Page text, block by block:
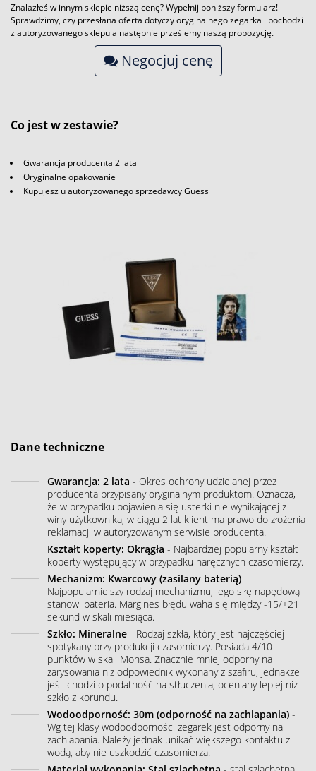
Znalazłeś w innym sklepie niższą cenę? Wypełnij poniższy formularz!
Sprawdzimy, czy przesłana oferta dotyczy oryginalnego zegarka i pochodzi
z autoryzowanego sklepu a następnie prześlemy naszą propozycję.
Negocjuj cenę
Co jest w zestawie?
Gwarancja producenta 2 lata
Oryginalne opakowanie
Kupujesz u autoryzowanego sprzedawcy Guess
Dane techniczne
Gwarancja: 2 lata - Okres ochrony udzielanej przez
producenta przypisany oryginalnym produktom. Oznacza,
że w przypadku pojawienia się usterki nie wynikającej z
winy użytkownika, w ciągu 2 lat klient ma prawo do złożenia
reklamacji w autoryzowanym serwisie producenta.
Kształt koperty: Okrągła - Najbardziej popularny kształt
koperty występujący w przypadku naręcznych czasomierzy.
Mechanizm: Kwarcowy (zasilany baterią) -
Najpopularniejszy rodzaj mechanizmu, jego siłę napędową
stanowi bateria. Margines błędu waha się między -15/+21
sekund w skali miesiąca.
Szkło: Mineralne - Rodzaj szkła, który jest najczęściej
spotykany przy produkcji czasomierzy. Posiada 4/10
punktów w skali Mohsa. Znacznie mniej odporny na
zarysowania niż odpowiednik wykonany z szafiru, jednakże
jeśli chodzi o podatność na stłuczenia, oceniany lepiej niż
szkło z korundu.
Wodoodporność: 30m (odporność na zachlapania) -
Wg tej klasy wodoodporności zegarek jest odporny na
zachlapania. Należy jednak unikać większego kontaktu z
wodą, aby nie uszkodzić czasomierza.